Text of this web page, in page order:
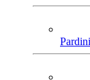
Pardini